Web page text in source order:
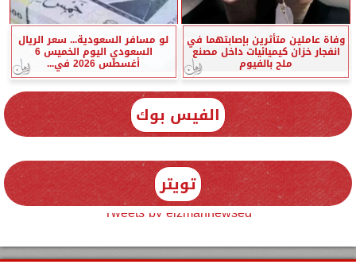
وفاة عاملين متأثرين بإصابتهما في
انفجار خزان كيميائيات داخل مصنع
ملح بالفيوم
لو مسافر السعودية... سعر الريال
السعودي اليوم الخميس 6
أغسطس 2026 في...
الفيس بوك
تويتر
Tweets by elzmannewseg